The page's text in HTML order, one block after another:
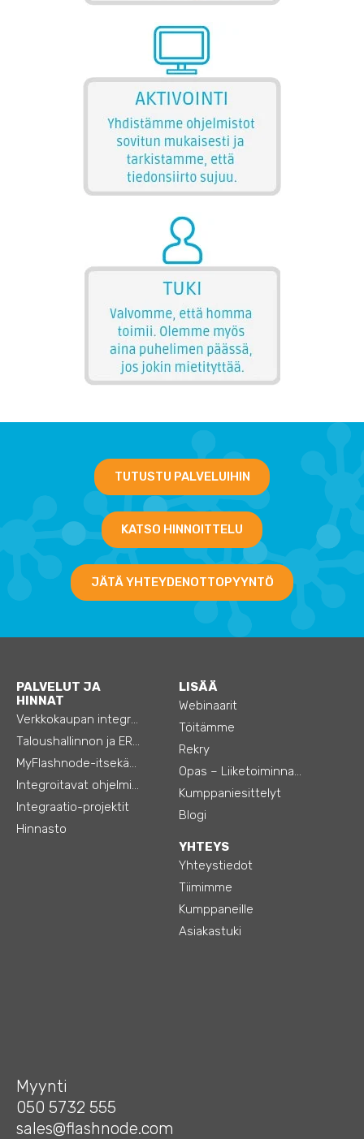
TUTUSTU PALVELUIHIN
KATSO HINNOITTELU
JÄTÄ YHTEYDENOTTOPYYNTÖ
PALVELUT JA
HINNAT
Verkkokaupan integraatiot
Taloushallinnon ja ERP:n integraatiot
MyFlashnode-itsekäyttö-automaatio
Integroitavat ohjelmistot
Integraatio-projektit
Hinnasto
LISÄÄ
Webinaarit
Töitämme
Rekry
Opas – Liiketoiminnan tehostamiseen
Kumppaniesittelyt
Blogi
YHTEYS
Yhteystiedot
Tiimimme
Kumppaneille
Asiakastuki
Myynti
050 5732 555
sales@flashnode.com